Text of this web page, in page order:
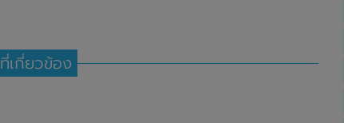
เกี่ยวข้อง